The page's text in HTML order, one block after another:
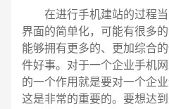
在进行手机建站的过程当
界面的简单化，可能有很多
能够拥有更多的、更加综合
件好事。对于一个企业手机
的一个作用就是要对一个企
这是非常的重要的。要想达